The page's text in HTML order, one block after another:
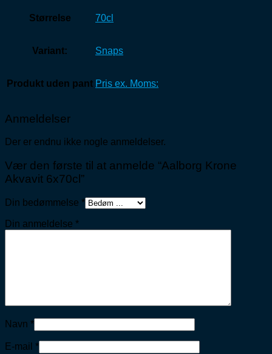
Størrelse 70cl
Variant: Snaps
Produkt uden pant Pris ex. Moms:
Anmeldelser
Der er endnu ikke nogle anmeldelser.
Vær den første til at anmelde “Aalborg Krone
Akvavit 6x70cl”
Din bedømmelse *
Din anmeldelse *
Navn *
E-mail *